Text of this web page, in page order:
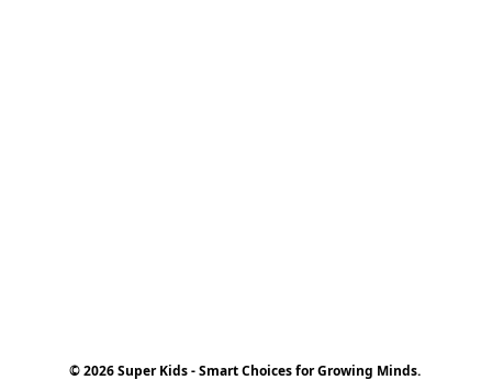
© 2026 Super Kids - Smart Choices for Growing Minds.